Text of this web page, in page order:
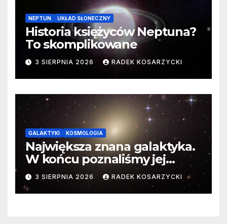
NEPTUN UKŁAD SŁONECZNY
Historia księżyców Neptuna?
To skomplikowane
3 SIERPNIA 2026 RADEK KOSARZYCKI
GALAKTYKI KOSMOLOGIA
Największa znana galaktyka.
W końcu poznaliśmy jej
faktyczne wymiary
3 SIERPNIA 2026 RADEK KOSARZYCKI